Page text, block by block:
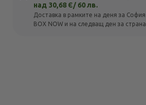
над 30,68 Є/ 60 лв.
Доставка в рамките на деня за София
BOX NOW и на следващ ден за